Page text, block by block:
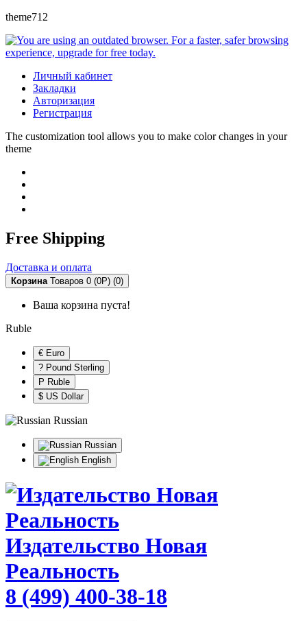
theme712
Личный кабинет
Закладки
Авторизация
Регистрация
The customization tool allows you to make color changes in your
theme
Free Shipping
Доставка и оплата
Корзина Товаров 0 (0Р) (0)
Ваша корзина пуста!
Ruble
€ Euro
? Pound Sterling
Р Ruble
$ US Dollar
Russian
Russian
English
Издательство Новая
Реальность
8 (499) 400-38-18